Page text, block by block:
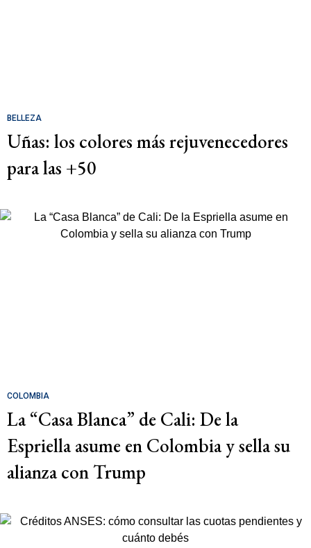
BELLEZA
Uñas: los colores más rejuvenecedores
para las +50
COLOMBIA
La “Casa Blanca” de Cali: De la
Espriella asume en Colombia y sella su
alianza con Trump